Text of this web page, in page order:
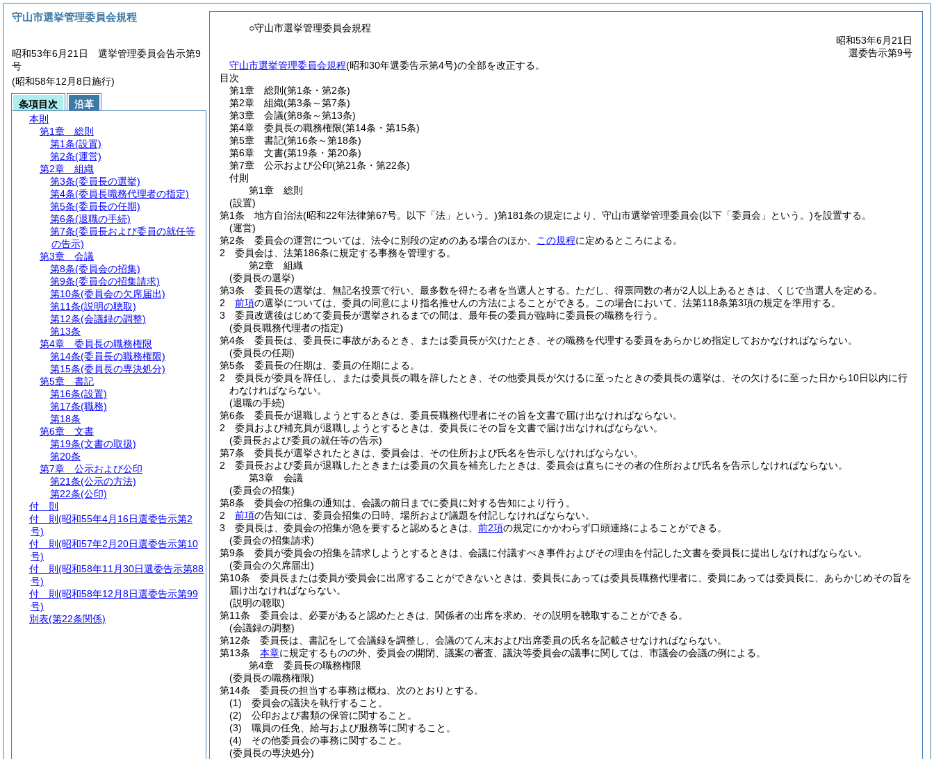
○守山市選挙管理委員会規程
昭和53年6月21日
選委告示第9号
守山市選挙管理委員会規程(昭和30年選委告示第4号)の全部を改正する。
目次
第1章
総則 (第1条・第2条)
第2章
組織(第3条～第7条)
第3章
会議(第8条～第13条)
第4章
委員長の職務権限(第14条・第15条)
第5章
書記(第16条～第18条)
第6章
文書(第19条・第20条)
第7章
公示および公印(第21条・第22条)
付則
第1章
総則
(設置)
第1条
地方自治法(昭和22年法律第67号。以下「法」という。)第181条の規定により、守山市選挙管理委員会(以下「委員会」という。)を設置する。
(運営)
第2条
委員会の運営については、法令に別段の定めのある場合のほか、 この規程に定めるところによる。
2
委員会は、法第186条に規定する事務を管理する。
第2章
組織
(委員長の選挙)
第3条
委員長の選挙は、無記名投票で行い、最多数を得たる者を当選人とする。 ただし、得票同数の者が2人以上あるときは、くじで当選人を定める。
2
前項の選挙については、委員の同意により指名推せんの方法によることができる。
この場合において、法第118条第3項の規定を準用する。
3
委員改選後はじめて委員長が選挙されるまでの間は、最年長の委員が臨時に委員長の職務を行う。
(委員長職務代理者の指定)
第4条
委員長は、委員長に事故があるとき、または委員長が欠けたとき、その職務を代理する委員をあらかじめ指定しておかなければならない。
(委員長の任期)
第5条
委員長の任期は、委員の任期による。
2
委員長が委員を辞任し、または委員長の職を辞したとき、その他委員長が欠けるに至ったときの委員長の選挙は、その欠けるに至った日から10日以内に行
わなければならない。
(退職の手続)
第6条
委員長が退職しようとするときは、委員長職務代理者にその旨を文書で届け出なければならない。
2
委員および補充員が退職しようとするときは、委員長にその旨を文書で届け出なければならない。
(委員長および委員の就任等の告示)
第7条
委員長が選挙されたときは、委員会は、その住所および氏名を告示しなければならない。
2
委員長および委員が退職したときまたは委員の欠員を補充したときは、委員会は直ちにその者の住所および氏名を告示しなければならない。
第3章
会議
(委員会の招集)
第8条
委員会の招集の通知は、会議の前日までに委員に対する告知により行う。
2
前項の告知には、委員会招集の日時、場所および議題を付記しなければならない。
3
委員長は、委員会の招集が急を要すると認めるときは、 前2項の規定にかかわらず口頭連絡によることができる。
(委員会の招集請求)
第9条
委員が委員会の招集を請求しようとするときは、会議に付議すべき事件およびその理由を付記した文書を委員長に提出しなければならない。
(委員会の欠席届出)
第10条
委員長または委員が委員会に出席することができないときは、委員長にあっては委員長職務代理者に、委員にあっては委員長に、あらかじめその旨を
届け出なければならない。
(説明の聴取)
第11条
委員会は、必要があると認めたときは、関係者の出席を求め、その説明を聴取することができる。
(会議録の調整)
第12条
委員長は、書記をして会議録を調整し、会議のてん末および出席委員の氏名を記載させなければならない。
第13条
本章に規定するものの外、委員会の開閉、議案の審査、議決等委員会の議事に関しては、市議会の会議の例による。
第4章
委員長の職務権限
(委員長の職務権限)
第14条
委員長の担当する事務は概ね、次のとおりとする。
(1)
委員会の議決を執行すること。
(2)
公印および書類の保管に関すること。
(3)
職員の任免、給与および服務等に関すること。
(4)
その他委員会の事務に関すること。
(委員長の専決処分)
守山市選挙管理委員会規程
昭和53年6月21日 選挙管理委員会告示第9
号
(昭和58年12月8日施行)
条項目次
沿革
本則
第1章
総則
第1条(設置)
第2条(運営)
第2章
組織
第3条(委員長の選挙)
第4条(委員長職務代理者の指定)
第5条(委員長の任期)
第6条(退職の手続)
第7条(委員長および委員の就任等
の告示)
第3章
会議
第8条(委員会の招集)
第9条(委員会の招集請求)
第10条(委員会の欠席届出)
第11条(説明の聴取)
第12条(会議録の調整)
第13条
第4章
委員長の職務権限
第14条(委員長の職務権限)
第15条(委員長の専決処分)
第5章
書記
第16条(設置)
第17条(職務)
第18条
第6章
文書
第19条(文書の取扱)
第20条
第7章
公示および公印
第21条(公示の方法)
第22条(公印)
付 則
付 則 (昭和55年4月16日選委告示第2
号)
付 則 (昭和57年2月20日選委告示第10
号)
付 則 (昭和58年11月30日選委告示第88
号)
付 則 (昭和58年12月8日選委告示第99
号)
別表(第22条関係)